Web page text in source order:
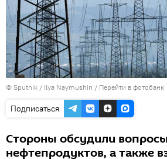
© Sputnik / Ilya Naymushin / Перейти в фотобанк
Подписаться
Стороны обсудили
нефтепродуктов, а также